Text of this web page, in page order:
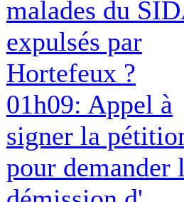
malades du
expulsés par
Hortefeux ?
01h09: Appel à
signer la
pour demander